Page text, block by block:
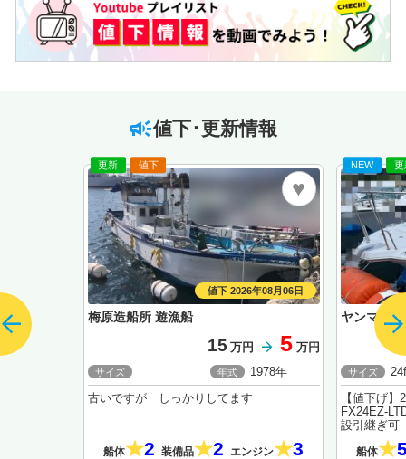
値下･更新情報
梅原造船所 遊漁船
値下 2026年08月06日
15 万円 5 万円
サイズ 年式 1978年
古いですが しっかりしてます
船体 2 装備品 2 エンジン 3
更新 値下
ヤンマー
サイズ
【値下げ
FX24EZ-
設引継ぎ可
船体
NEW 更